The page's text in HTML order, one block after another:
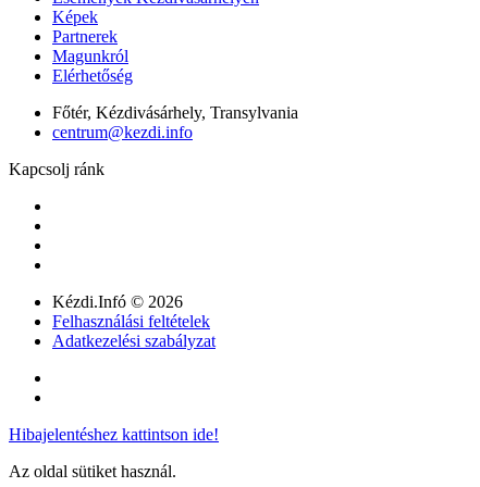
Képek
Partnerek
Magunkról
Elérhetőség
Főtér, Kézdivásárhely, Transylvania
centrum@kezdi.info
Kapcsolj ránk
Kézdi.Infó © 2026
Felhasználási feltételek
Adatkezelési szabályzat
Hibajelentéshez kattintson ide!
Az oldal sütiket használ.